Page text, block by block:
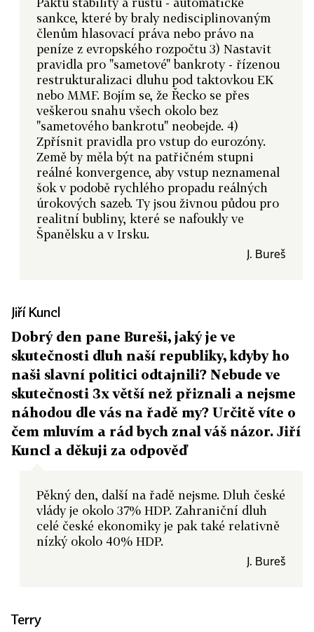
sankce, které by braly nedisciplinovaným
členům hlasovací práva nebo právo na
peníze z evropského rozpočtu 3) Nastavit
pravidla pro "sametové" bankroty - řízenou
restrukturalizaci dluhu pod taktovkou EK
nebo MMF. Bojím se, že Řecko se přes
veškerou snahu všech okolo bez
"sametového bankrotu" neobejde. 4)
Zpřísnit pravidla pro vstup do eurozóny.
Země by měla být na patřičném stupni
reálné konvergence, aby vstup neznamenal
šok v podobě rychlého propadu reálných
úrokových sazeb. Ty jsou živnou půdou pro
realitní bubliny, které se nafoukly ve
Španělsku a v Irsku.
J. Bureš
Jiří Kuncl
Dobrý den pane Bureši, jaký je ve
skutečnosti dluh naší republiky, kdyby ho
naši slavní politici odtajnili? Nebude ve
skutečnosti 3x větší než přiznali a nejsme
náhodou dle vás na řadě my? Určitě víte o
čem mluvím a rád bych znal váš názor. Jiří
Kuncl a děkuji za odpověď
Pěkný den, další na řadě nejsme. Dluh české
vlády je okolo 37% HDP. Zahraniční dluh
celé české ekonomiky je pak také relativně
nízký okolo 40% HDP.
J. Bureš
Terry